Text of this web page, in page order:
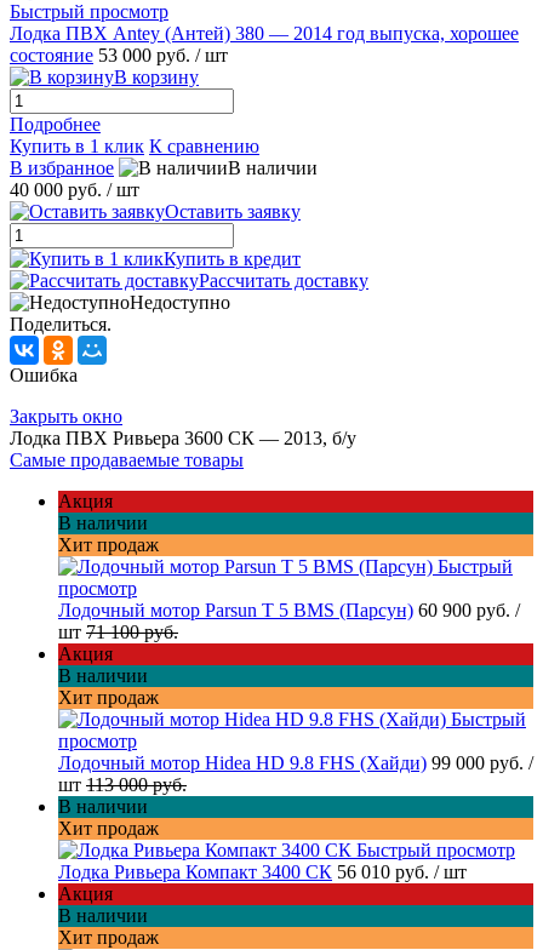
Быстрый просмотр
Лодка ПВХ Antey (Антей) 380 — 2014 год выпуска, хорошее
состояние 53 000 руб. / шт
В корзину
Подробнее
Купить в 1 клик К сравнению
В избранное
В наличии
40 000 руб. / шт
Оставить заявку
Купить в кредит
Рассчитать доставку
Недоступно
Поделиться.
Ошибка
Закрыть окно
Лодка ПВХ Ривьера 3600 СК — 2013, б/у
Самые продаваемые товары
Акция
В наличии
Хит продаж
Быстрый
просмотр
Лодочный мотор Parsun T 5 BMS (Парсун) 60 900 руб. /
шт 71 100 руб.
Акция
В наличии
Хит продаж
Быстрый
просмотр
Лодочный мотор Hidea HD 9.8 FHS (Хайди) 99 000 руб. /
шт 113 000 руб.
В наличии
Хит продаж
Быстрый просмотр
Лодка Ривьера Компакт 3400 СК 56 010 руб. / шт
Акция
В наличии
Хит продаж